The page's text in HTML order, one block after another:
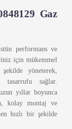
Gaz
performans ve
için mükemmel
yöneterek,
sağlar.
yıllar boyunca
kolay montaj ve
hızlı bir şekilde